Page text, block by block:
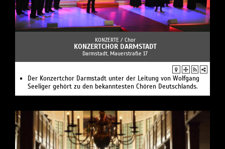
KONZERTE / Chor
KONZERTCHOR DARMSTADT
Darmstadt, Mauerstraße 17
Der Konzertchor Darmstadt unter der Leitung von Wolfgang
Seeliger gehört zu den bekanntesten Chören Deutschlands.